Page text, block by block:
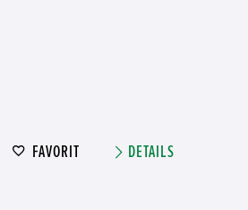
FAVORIT DETAILS